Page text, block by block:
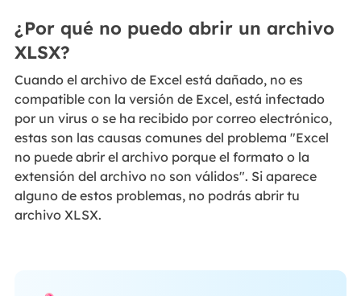
¿Por qué no puedo abrir un archivo
XLSX?
Cuando el archivo de Excel está dañado, no es
compatible con la versión de Excel, está infectado
por un virus o se ha recibido por correo electrónico,
estas son las causas comunes del problema "Excel
no puede abrir el archivo porque el formato o la
extensión del archivo no son válidos". Si aparece
alguno de estos problemas, no podrás abrir tu
archivo XLSX.